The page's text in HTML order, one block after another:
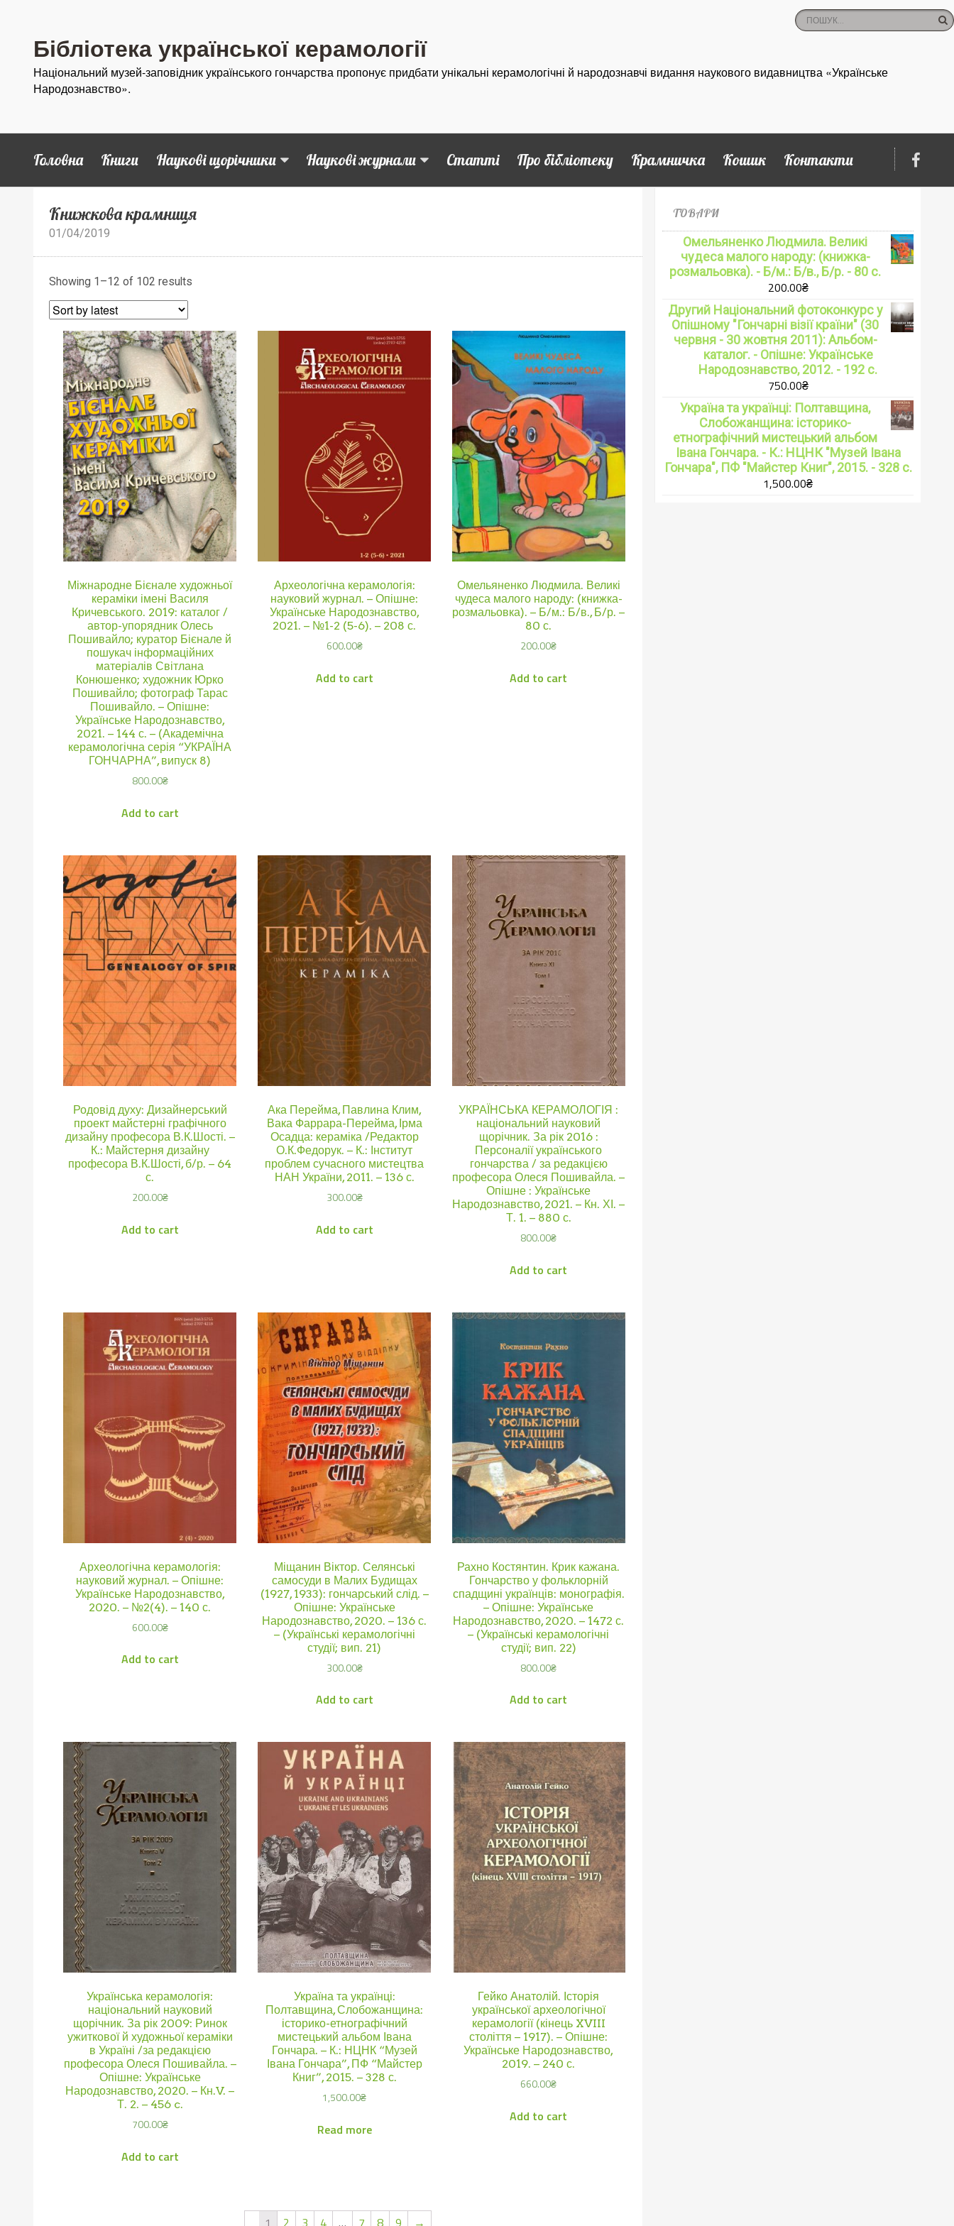
Бібліотека української керамології
Національний музей-заповідник українського гончарства пропонує придбати унікальні керамологічні й народознавчі видання наукового видавництва «Українське
Народознавство».
Головна Книги Наукові щорічники Наукові журнали Статті Про бібліотеку Крамничка Кошик Контакти
Книжкова крамниця
01/04/2019
Showing 1–12 of 102 results
Міжнародне Бієнале художньої
кераміки імені Василя
Кричевського. 2019: каталог /
автор-упорядник Олесь
Пошивайло; куратор Бієнале й
пошукач інформаційних
матеріалів Світлана
Конюшенко; художник Юрко
Пошивайло; фотограф Тарас
Пошивайло. – Опішне:
Українське Народознавство,
2021. – 144 с. – (Академічна
керамологічна серія “УКРАЇНА
ГОНЧАРНА”, випуск 8)
800.00₴
Add to cart
Археологічна керамологія:
науковий журнал. – Опішне:
Українське Народознавство,
2021. – №1-2 (5-6). – 208 с.
600.00₴
Add to cart
Омельяненко Людмила. Великі
чудеса малого народу: (книжка-
розмальовка). – Б/м.: Б/в., Б/р. –
80 с.
200.00₴
Add to cart
Родовід духу: Дизайнерський
проект майстерні графічного
дизайну професора В.К.Шості. –
К.: Майстерня дизайну
професора В.К.Шості, б/р. – 64
с.
200.00₴
Add to cart
Ака Перейма, Павлина Клим,
Вака Фаррара-Перейма, Ірма
Осадца: кераміка /Редактор
О.К.Федорук. – К.: Інститут
проблем сучасного мистецтва
НАН України, 2011. – 136 с.
300.00₴
Add to cart
УКРАЇНСЬКА КЕРАМОЛОГІЯ :
національний науковий
щорічник. За рік 2016 :
Персоналії українського
гончарства / за редакцією
професора Олеся Пошивайла. –
Опішне : Українське
Народознавство, 2021. – Кн. ХІ. –
Т. 1. – 880 с.
800.00₴
Add to cart
Археологічна керамологія:
науковий журнал. – Опішне:
Українське Народознавство,
2020. – №2(4). – 140 с.
600.00₴
Add to cart
Міщанин Віктор. Селянські
самосуди в Малих Будищах
(1927, 1933): гончарський слід. –
Опішне: Українське
Народознавство, 2020. – 136 с.
– (Українські керамологічні
студії; вип. 21)
300.00₴
Add to cart
Рахно Костянтин. Крик кажана.
Гончарство у фольклорній
спадщині українців: монографія.
– Опішне: Українське
Народознавство, 2020. – 1472 с.
– (Українські керамологічні
студії; вип. 22)
800.00₴
Add to cart
Українська керамологія:
національний науковий
щорічник. За рік 2009: Ринок
ужиткової й художньої кераміки
в Україні /за редакцією
професора Олеся Пошивайла. –
Опішне: Українське
Народознавство, 2020. – Кн.V. –
Т. 2. – 456 c.
700.00₴
Add to cart
Україна та українці:
Полтавщина, Слобожанщина:
історико-етнографічний
мистецький альбом Івана
Гончара. – К.: НЦНК “Музей
Івана Гончара”, ПФ “Майстер
Книг”, 2015. – 328 с.
1,500.00₴
Read more
Гейко Анатолій. Історія
української археологічної
керамології (кінець XVIII
століття – 1917). – Опішне:
Українське Народознавство,
2019. – 240 с.
660.00₴
Add to cart
1 2 3 4 … 7 8 9 →
ТОВАРИ
Омельяненко Людмила. Великі
чудеса малого народу: (книжка-
розмальовка). - Б/м.: Б/в., Б/р. - 80 с.
200.00₴
Другий Національний фотоконкурс у
Опішному "Гончарні візії країни" (30
червня - 30 жовтня 2011): Альбом-
каталог. - Опішне: Українське
Народознавство, 2012. - 192 с.
750.00₴
Україна та українці: Полтавщина,
Слобожанщина: історико-
етнографічний мистецький альбом
Івана Гончара. - К.: НЦНК "Музей Івана
Гончара", ПФ "Майстер Книг", 2015. - 328 с.
1,500.00₴